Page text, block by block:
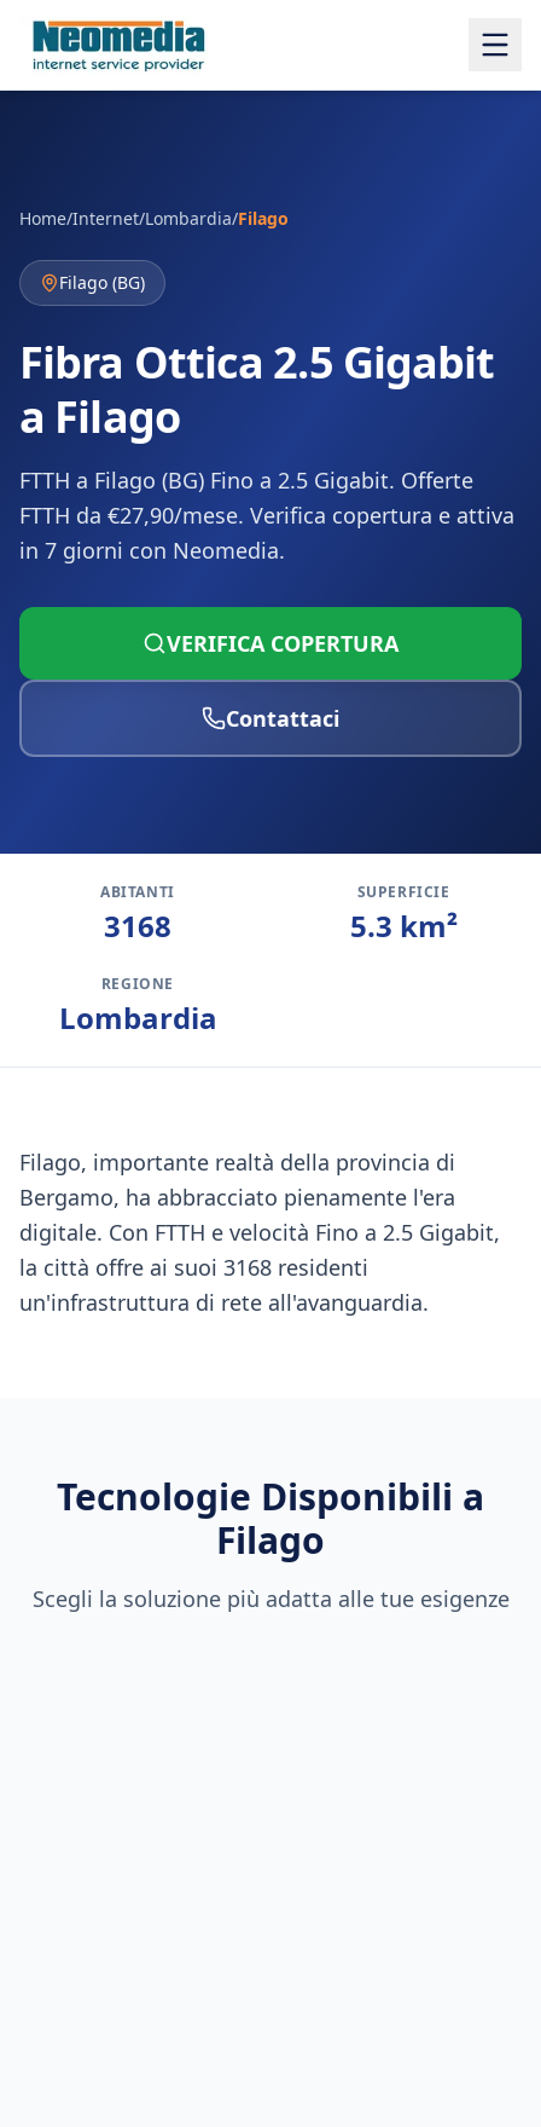
Home/Internet/Lombardia/Filago
Filago (BG)
Fibra Ottica 2.5 Gigabit
a Filago
FTTH a Filago (BG) Fino a 2.5 Gigabit. Offerte
FTTH da €27,90/mese. Verifica copertura e attiva
in 7 giorni con Neomedia.
VERIFICA COPERTURA
Contattaci
ABITANTI
3168
SUPERFICIE
5.3 km²
REGIONE
Lombardia
Filago, importante realtà della provincia di
Bergamo, ha abbracciato pienamente l'era
digitale. Con FTTH e velocità Fino a 2.5 Gigabit,
la città offre ai suoi 3168 residenti
un'infrastruttura di rete all'avanguardia.
Tecnologie Disponibili a
Filago
Scegli la soluzione più adatta alle tue esigenze